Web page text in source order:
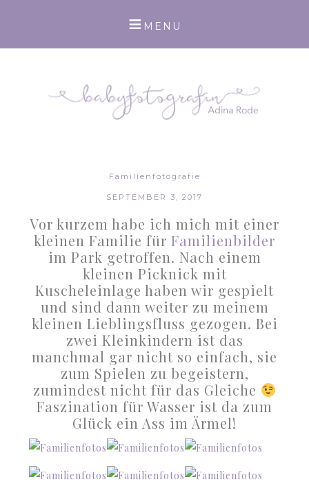
Familienfotografie
SEPTEMBER 3, 2017
Vor kurzem habe ich mich mit einer
kleinen Familie für Familienbilder
im Park getroffen. Nach einem
kleinen Picknick mit
Kuscheleinlage haben wir gespielt
und sind dann weiter zu meinem
kleinen Lieblingsfluss gezogen. Bei
zwei Kleinkindern ist das
manchmal gar nicht so einfach, sie
zum Spielen zu begeistern,
zumindest nicht für das Gleiche
Faszination für Wasser ist da zum
Glück ein Ass im Ärmel!